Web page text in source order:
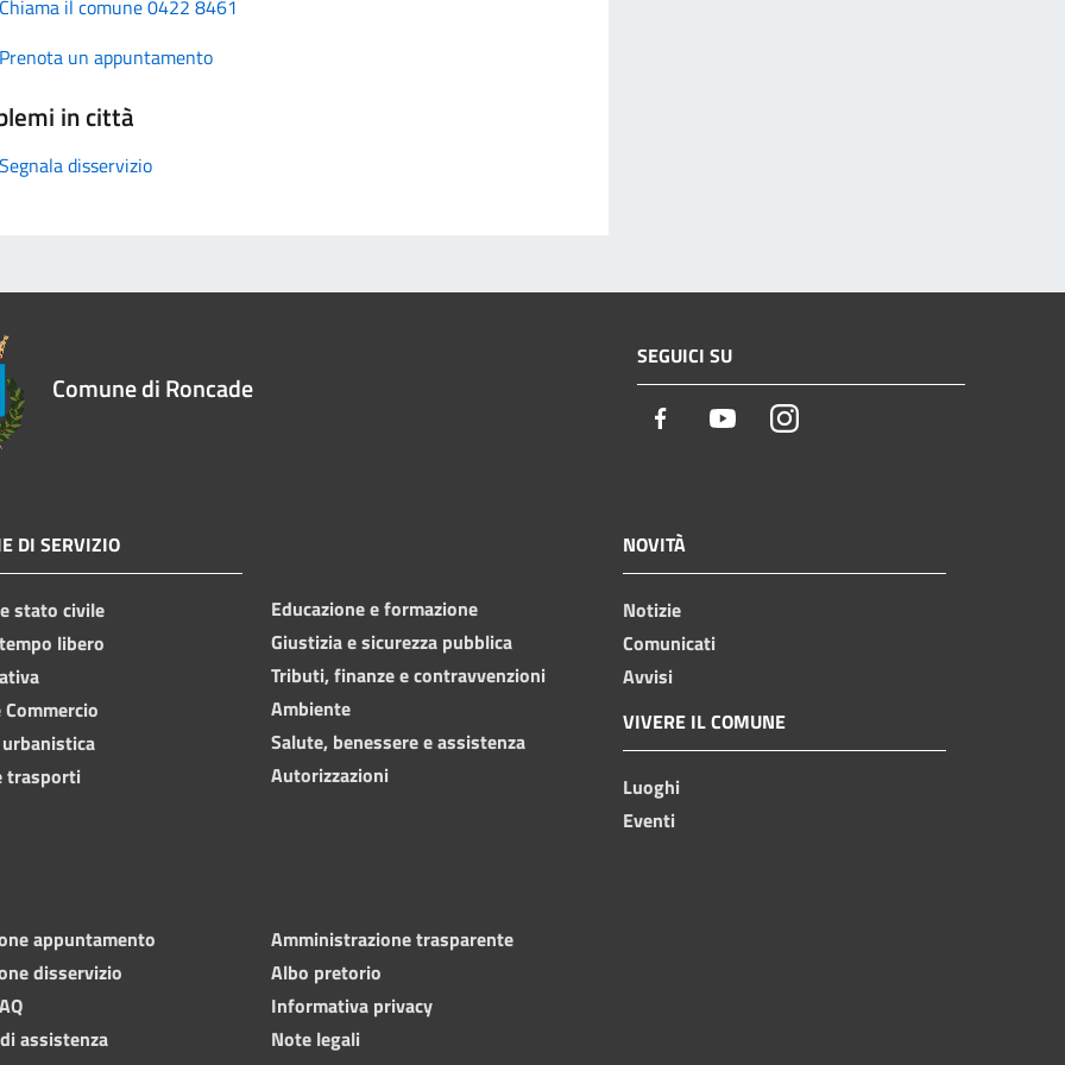
Chiama il comune 0422 8461
Prenota un appuntamento
in città
Segnala disservizio
Comune di Roncade
SEGUICI SU
Facebook YoutubeInstagram
DI SERVIZIO
stato civile
libero
trasporti
Educazione e formazione
Giustizia e sicurezza pubblica
Tributi, finanze e contravvenzioni
Ambiente
Salute, benessere e assistenza
Autorizzazioni
NOVITÀ
Notizie
Comunicati
Avvisi
VIVERE IL COMUNE
Luoghi
Eventi
appuntamento
disservizio
assistenza
Amministrazione trasparente
Albo pretorio
Informativa privacy
Note legali